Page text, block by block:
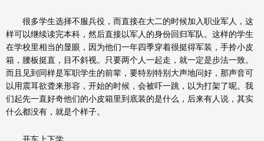
很多学生选择不服兵役，而直接在大二的时候加入职业军人，这
样可以继续读完本科，然后直接以军人的身份回归军队。这样的学生
在学校里相当的显眼，因为他们一年四季穿着很挺得军装，手拎小皮
箱，腰板挺直，目不斜视。只要两个人一起走，就一定是步法一致。
而且见到同样是军职学生的前辈，要特别特别大声地问好，那声音可
以用震耳欲聋来形容，开始的时候，会被吓一跳，以为打架了呢。我
们起先一直好奇他们的小皮箱里到底装的是什么，后来有人说，其实
什么都没有，就是个样子。